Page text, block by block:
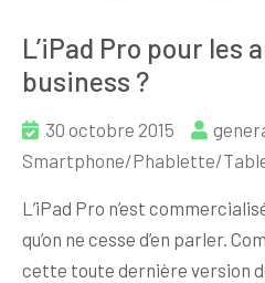
L’iPad Pro pour les
business ?
30 octobre 2015
Smartphone/Phablette/
L’iPad Pro n’est
qu’on ne cesse d’en parler.
cette toute dernière version